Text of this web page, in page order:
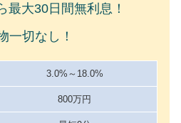
最大30日間無利息！
一切なし！
3.0%～18.0%
800万円